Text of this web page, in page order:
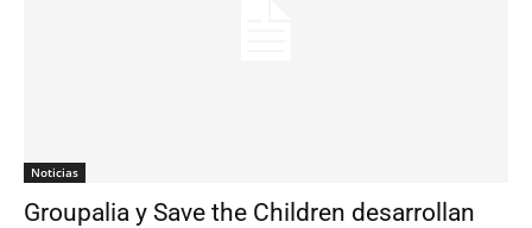
Noticias
Groupalia y Save the Children desarrollan